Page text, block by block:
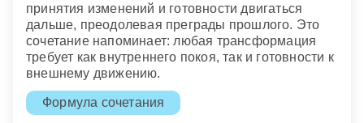
принятия изменений и готовности двигаться
дальше, преодолевая преграды прошлого. Это
сочетание напоминает: любая трансформация
требует как внутреннего покоя, так и готовности к
внешнему движению.
Формула сочетания